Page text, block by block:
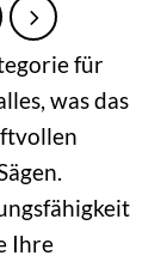
für
was das
Ihre